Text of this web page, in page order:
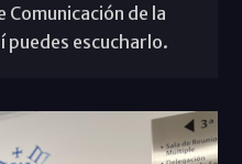
Comunicación de la
puedes escucharlo.